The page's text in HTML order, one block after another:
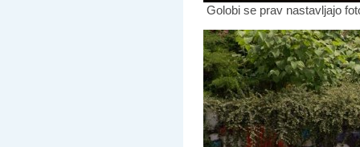
Golobi se prav nastavljajo